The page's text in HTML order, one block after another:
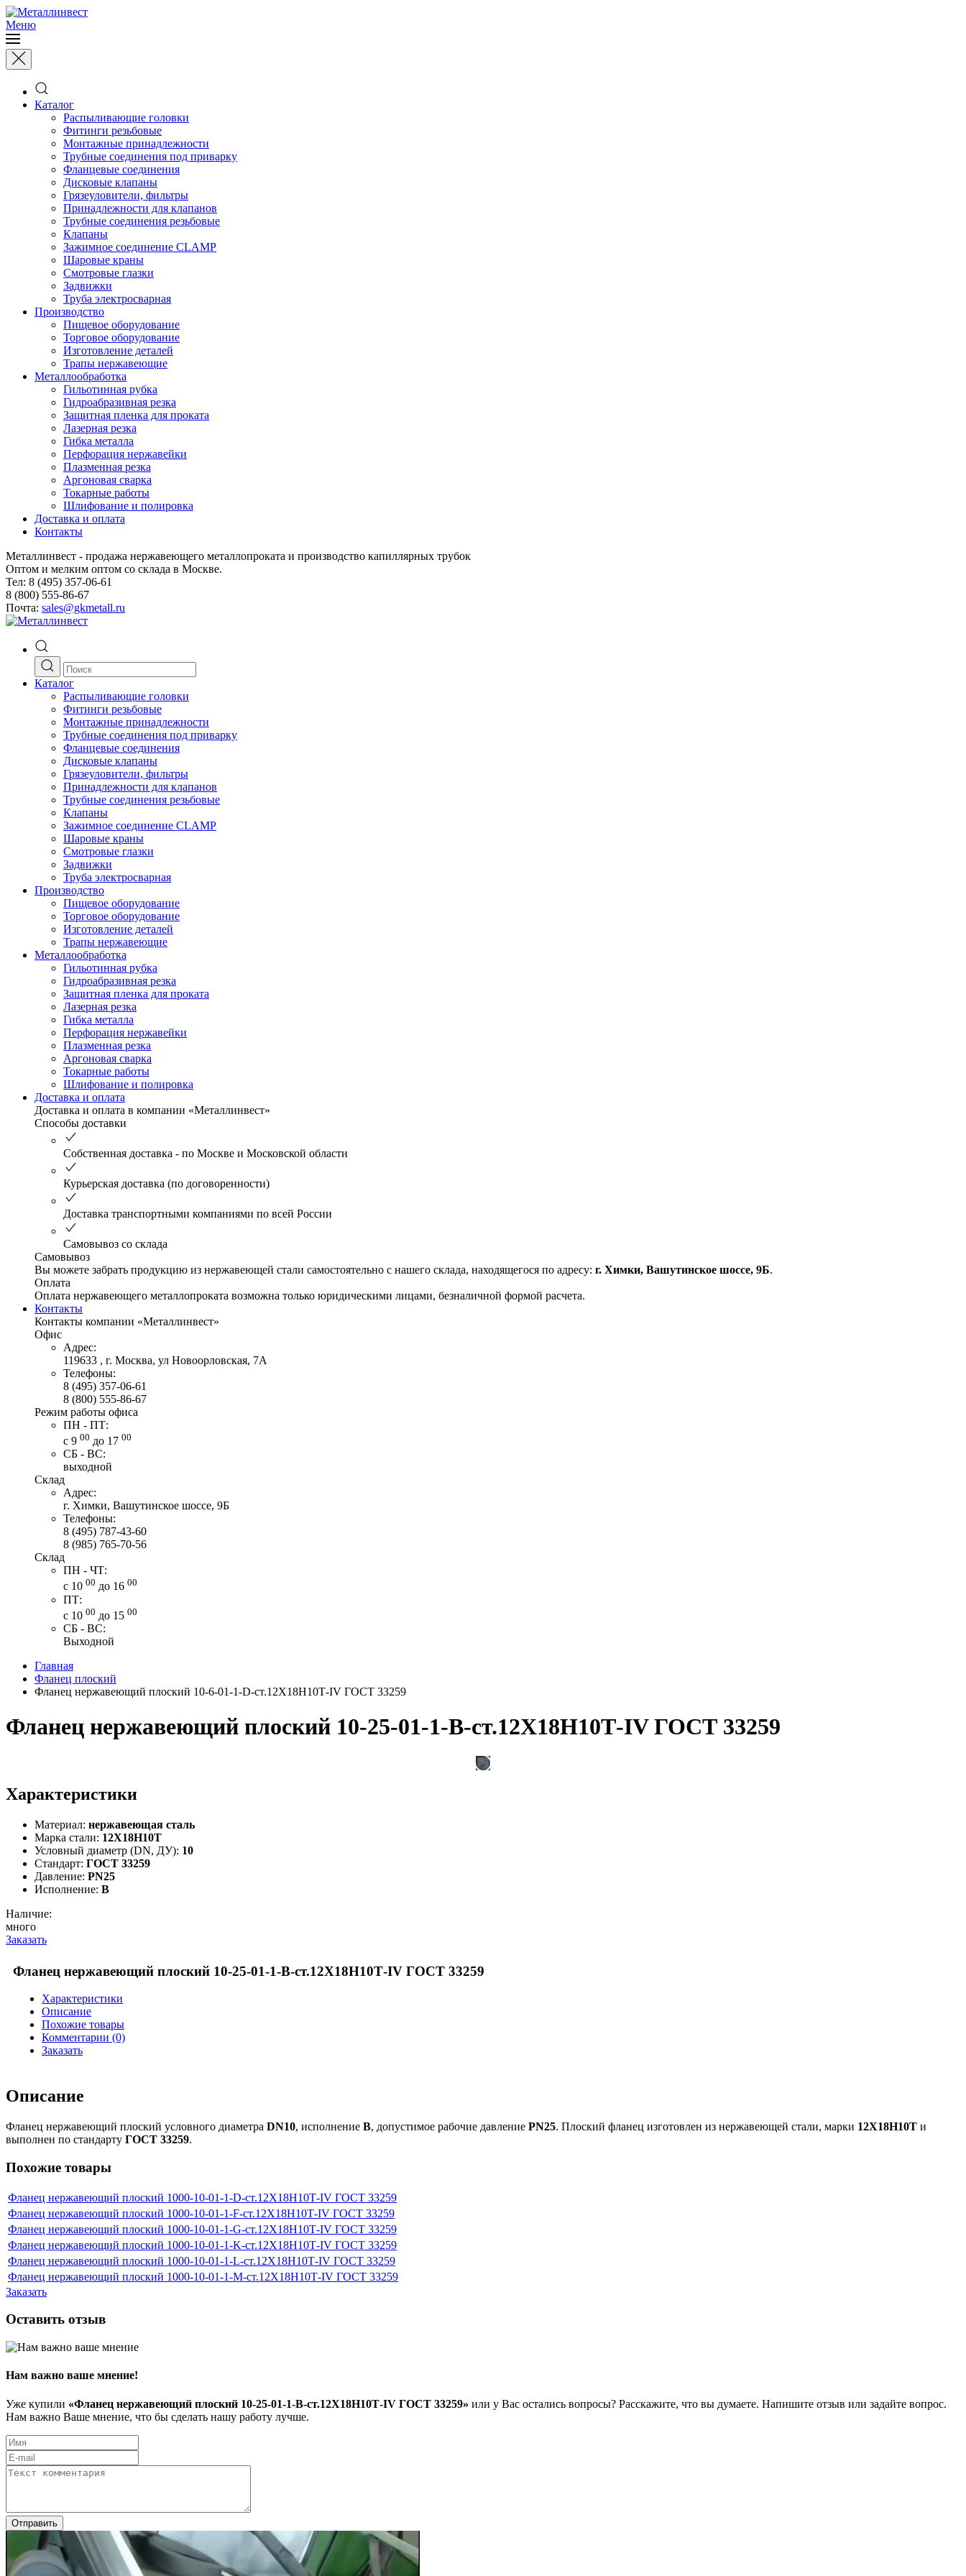
Меню
Каталог
Распыливающие головки
Фитинги резьбовые
Монтажные принадлежности
Трубные соединения под приварку
Фланцевые соединения
Дисковые клапаны
Грязеуловители, фильтры
Принадлежности для клапанов
Трубные соединения резьбовые
Клапаны
Зажимное соединение CLAMP
Шаровые краны
Смотровые глазки
Задвижки
Труба электросварная
Производство
Пищевое оборудование
Торговое оборудование
Изготовление деталей
Трапы нержавеющие
Металлообработка
Гильотинная рубка
Гидроабразивная резка
Защитная пленка для проката
Лазерная резка
Гибка металла
Перфорация нержавейки
Плазменная резка
Аргоновая сварка
Токарные работы
Шлифование и полировка
Доставка и оплата
Контакты
Металлинвест - продажа нержавеющего металлопроката и производство капиллярных трубок
Оптом и мелким оптом со склада в Москве.
Тел: 8 (495) 357-06-61
8 (800) 555-86-67
Почта: sales@gkmetall.ru
Каталог
Распыливающие головки
Фитинги резьбовые
Монтажные принадлежности
Трубные соединения под приварку
Фланцевые соединения
Дисковые клапаны
Грязеуловители, фильтры
Принадлежности для клапанов
Трубные соединения резьбовые
Клапаны
Зажимное соединение CLAMP
Шаровые краны
Смотровые глазки
Задвижки
Труба электросварная
Производство
Пищевое оборудование
Торговое оборудование
Изготовление деталей
Трапы нержавеющие
Металлообработка
Гильотинная рубка
Гидроабразивная резка
Защитная пленка для проката
Лазерная резка
Гибка металла
Перфорация нержавейки
Плазменная резка
Аргоновая сварка
Токарные работы
Шлифование и полировка
Доставка и оплата
Доставка и оплата в компании «Металлинвест»
Способы доставки
Собственная доставка - по Москве и Московской области
Курьерская доставка (по договоренности)
Доставка транспортными компаниями по всей России
Самовывоз со склада
Самовывоз
Вы можете забрать продукцию из нержавеющей стали самостоятельно с нашего склада, находящегося по адресу: г. Химки, Вашутинское шоссе, 9Б.
Оплата
Оплата нержавеющего металлопроката возможна только юридическими лицами, безналичной формой расчета.
Контакты
Контакты компании «Металлинвест»
Офис
Адрес:
119633 , г. Москва, ул Новоорловская, 7А
Телефоны:
8 (495) 357-06-61
8 (800) 555-86-67
Режим работы офиса
ПН - ПТ:
с 9 00 до 17 00
СБ - ВС:
выходной
Склад
Адрес:
г. Химки, Вашутинское шоссе, 9Б
Телефоны:
8 (495) 787-43-60
8 (985) 765-70-56
Склад
ПН - ЧТ:
с 10 00 до 16 00
ПТ:
с 10 00 до 15 00
СБ - ВС:
Выходной
Главная
Фланец плоский
Фланец нержавеющий плоский 10-6-01-1-D-ст.12Х18Н10Т-IV ГОСТ 33259
Фланец нержавеющий плоский 10-25-01-1-В-ст.12Х18Н10Т-IV ГОСТ 33259
Характеристики
Материал: нержавеющая сталь
Марка стали: 12Х18Н10Т
Условный диаметр (DN, ДУ): 10
Стандарт: ГОСТ 33259
Давление: PN25
Исполнение: B
Наличие:
много
Заказать
Фланец нержавеющий плоский 10-25-01-1-В-ст.12Х18Н10Т-IV ГОСТ 33259
Характеристики
Описание
Похожие товары
Комментарии (0)
Заказать
Описание
Фланец нержавеющий плоский условного диаметра DN10, исполнение B, допустимое рабочие давление PN25. Плоский фланец изготовлен из нержавеющей стали, марки 12Х18Н10Т и
выполнен по стандарту ГОСТ 33259.
Похожие товары
Фланец нержавеющий плоский 1000-10-01-1-D-ст.12Х18Н10Т-IV ГОСТ 33259
Фланец нержавеющий плоский 1000-10-01-1-F-ст.12Х18Н10Т-IV ГОСТ 33259
Фланец нержавеющий плоский 1000-10-01-1-G-ст.12Х18Н10Т-IV ГОСТ 33259
Фланец нержавеющий плоский 1000-10-01-1-K-ст.12Х18Н10Т-IV ГОСТ 33259
Фланец нержавеющий плоский 1000-10-01-1-L-ст.12Х18Н10Т-IV ГОСТ 33259
Фланец нержавеющий плоский 1000-10-01-1-M-ст.12Х18Н10Т-IV ГОСТ 33259
Заказать
Оставить отзыв
Нам важно ваше мнение!
Уже купили «Фланец нержавеющий плоский 10-25-01-1-В-ст.12Х18Н10Т-IV ГОСТ 33259» или у Вас остались вопросы? Расскажите, что вы думаете. Напишите отзыв или задайте вопрос.
Нам важно Ваше мнение, что бы сделать нашу работу лучше.